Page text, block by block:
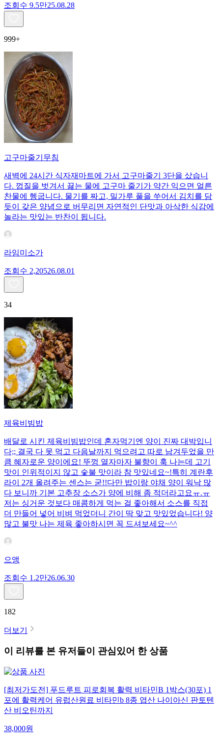
조회수 9.5만25.08.28
999+
고구마줄기무침
새벽에 24시간 식자재마트에 가서 고구마줄기 3단을 샀습니
다. 껍질을 벗겨서 끓는 물에 고구마 줄기가 약간 익으면 얼른
찬물에 헹굽니다. 물기를 짜고, 밀가루 풀을 쑤어서 김치를 담
듯이 갖은 양념으로 버무리면 자연적인 단맛과 아삭한 식감에
놀라는 맛있는 반찬이 됩니다.
라임미소가
조회수 2,20526.08.01
34
제육비빔밥
배달로 시킨 제육비빔밥인데 혼자먹기엔 양이 진짜 대박입니
다;; 결국 다 못 먹고 다음날까지 먹으려고 따로 남겨두었을 만
큼 혜자로운 양이에요! 뚜껑 열자마자 불향이 훅 나는데 고기
맛이 인위적이지 않고 숯불 맛이라 참 맛있네요~!특히 계란후
라이 2개 올려주는 센스는 굳!! ​다만 밥이랑 야채 양이 워낙 많
다 보니까 기본 고추장 소스가 양에 비해 좀 적더라고요ㅠ.ㅠ
저는 싱거운 것보다 매콤하게 먹는 걸 좋아해서 소스를 직접
더 만들어 넣어 비벼 먹었더니 간이 딱 맞고 맛있었습니다! 양
많고 불맛 나는 제육 좋아하시면 꼭 드셔보세요~^^
으앵
조회수 1.2만26.06.30
182
더보기
이 리뷰를 본 유저들이 관심있어 한 상품
[최저가도전] 푸드루트 피로회복 활력 비타민B 1박스(30포) 1
포에 활력케어 유럽산원료 비타민b 8종 엽산 나이아신 판토텐
산 비오틴까지
38,000원